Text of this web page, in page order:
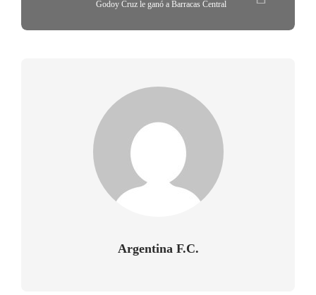
Godoy Cruz le ganó a Barracas Central
Argentina F.C.